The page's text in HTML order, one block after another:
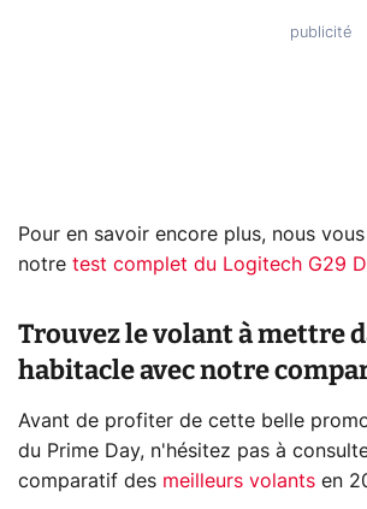
Pour en savoir encore plus, nous
notre test complet du Logitech G29
Trouvez le volant à mettre
habitacle avec notre
Avant de profiter de cette belle
du Prime Day, n'hésitez pas à
comparatif des meilleurs volants en